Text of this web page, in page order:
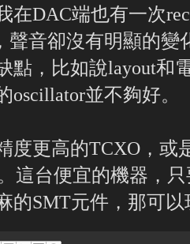
在DAC端也有一次
聲音卻沒有明顯的
點，比如說layout和
oscillator並不夠好。
度更高的TCXO，或
這台便宜的機器，
的SMT元件，那可